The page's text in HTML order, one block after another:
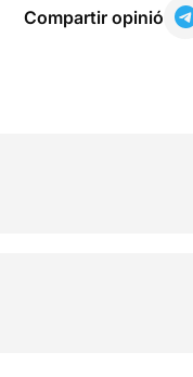
Compartir opinió